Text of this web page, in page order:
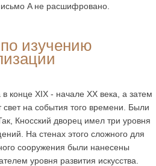
A не расшифровано.
изучению
конце XIX - начале ХХ века, а затем
на события того времени. Были
Кносский дворец имел три уровня
На стенах этого сложного для
сооружения были нанесены
уровня развития искусства.